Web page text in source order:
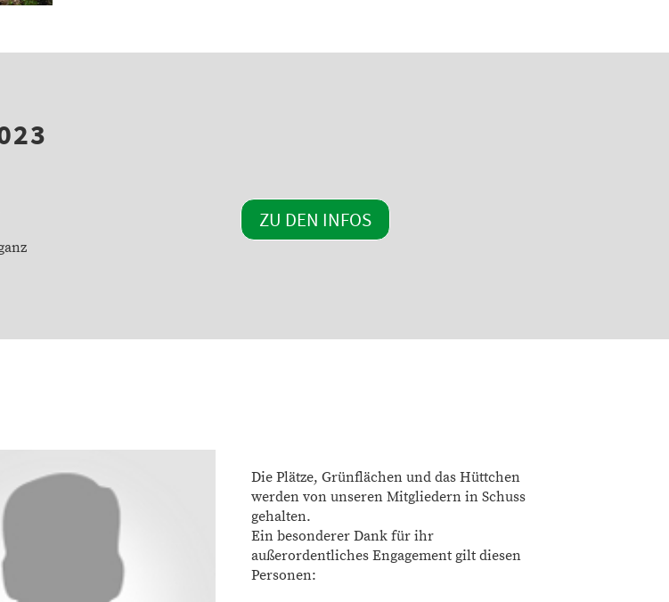
ZU DEN INFOS
Die Plätze, Grünflächen und das Hüttchen
werden von unseren Mitgliedern in Schuss
gehalten.
Ein besonderer Dank für ihr
außerordentliches Engagement gilt diesen
Personen: